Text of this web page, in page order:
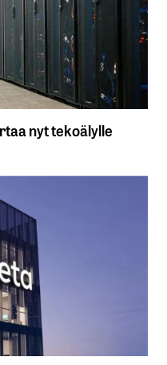
nyt tekoälylle